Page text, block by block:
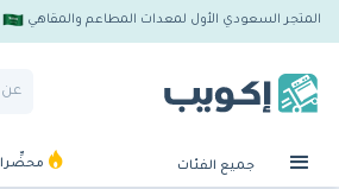
المتجر السعودي الأول لمعدات المطاعم والمقاهي
جميع الفئات